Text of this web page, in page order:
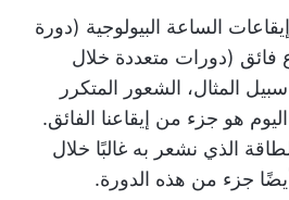
الساعة البيولوجية (دورة
فائق (دورات متعددة خلال
المثال، الشعور المتكرر
هو جزء من إيقاعنا الفائق.
الذي نشعر به غالبًا خلال
جزء من هذه الدورة.